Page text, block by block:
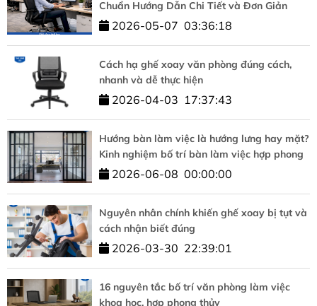
Chuẩn Hướng Dẫn Chi Tiết và Đơn Giản
2026-05-07 03:36:18
Cách hạ ghế xoay văn phòng đúng cách,
nhanh và dễ thực hiện
2026-04-03 17:37:43
Hướng bàn làm việc là hướng lưng hay mặt?
Kinh nghiệm bố trí bàn làm việc hợp phong
thủy2026-06-08 00:00:00
Nguyên nhân chính khiến ghế xoay bị tụt và
cách nhận biết đúng
2026-03-30 22:39:01
16 nguyên tắc bố trí văn phòng làm việc
khoa học, hợp phong thủy